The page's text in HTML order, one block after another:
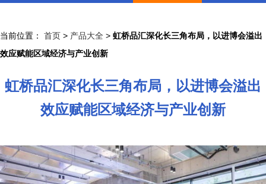
当前位置： 首页 > 产品大全 > 虹桥品汇深化长三角布局，以进博会溢出
效应赋能区域经济与产业创新
虹桥品汇深化长三角布局，以进博会溢出
效应赋能区域经济与产业创新